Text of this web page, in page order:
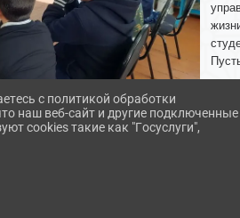
с политикой обработки
наш веб-сайт и другие подключенные
cookies такие как "Госуслуги",